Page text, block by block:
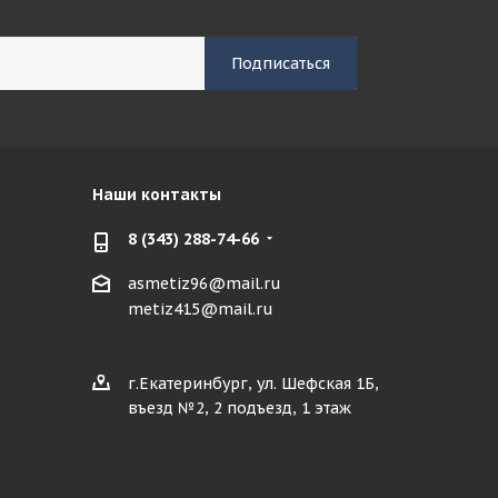
Наши контакты
8 (343) 288-74-66
asmetiz96@mail.ru
metiz415@mail.ru
г.Екатеринбург, ул. Шефская 1Б,
въезд №2, 2 подъезд, 1 этаж